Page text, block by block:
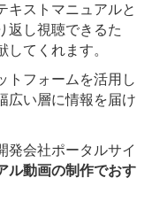
キストマニュアルと
返し視聴できるた
てくれます。
トフォームを活用し
広い層に情報を届け
発会社ポータルサイ
ル動画の制作でおす